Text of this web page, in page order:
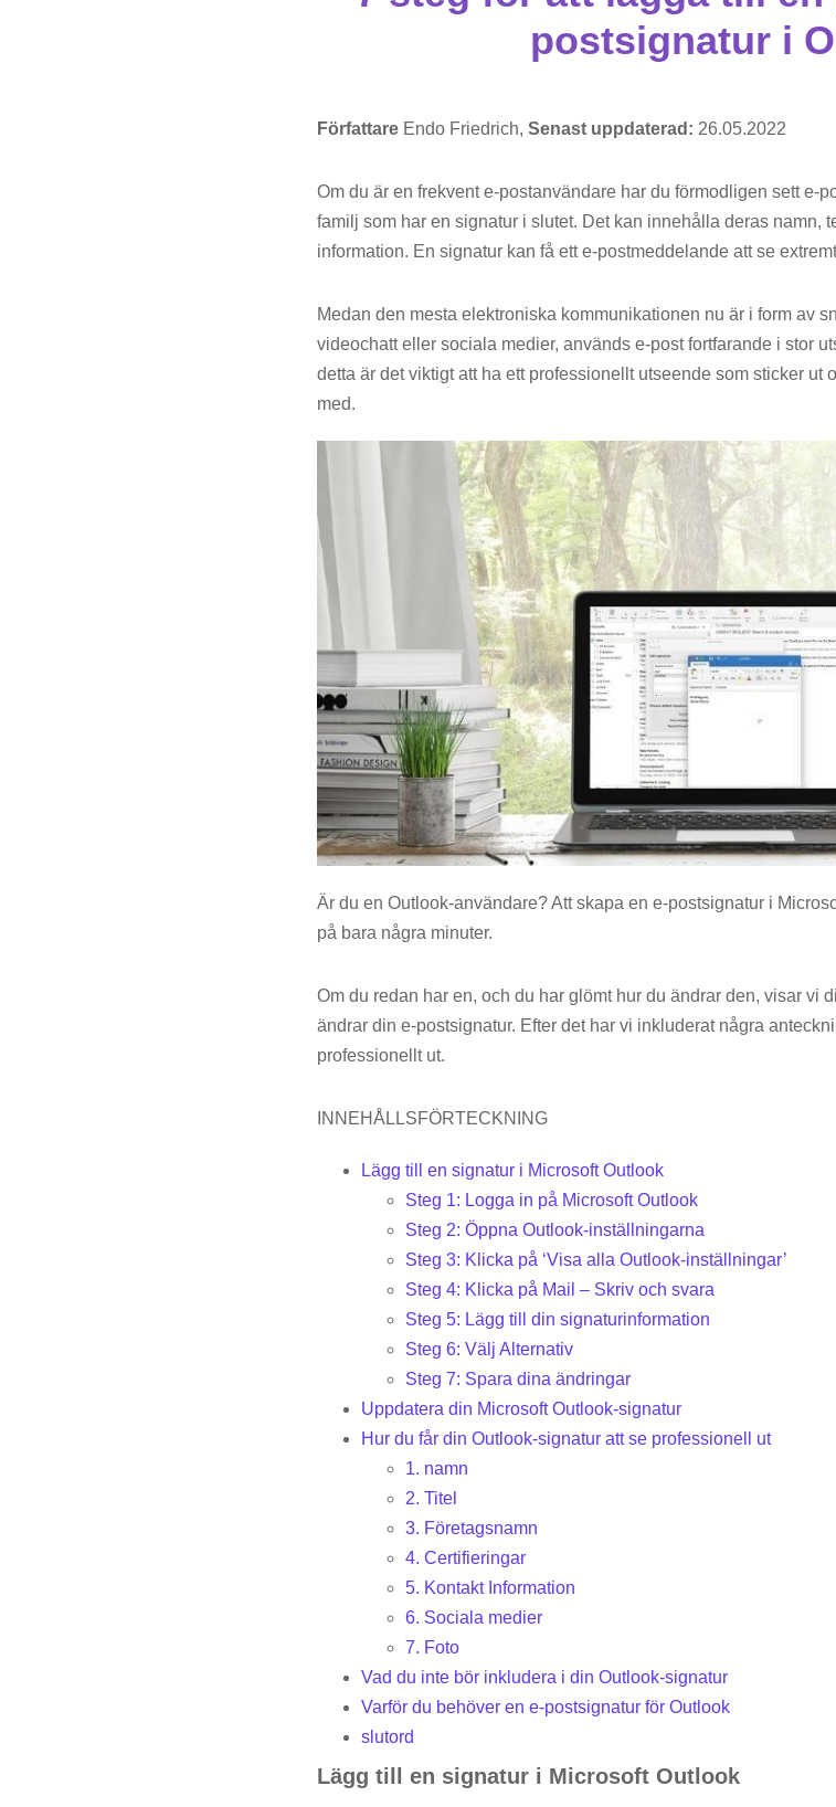
postsignatur i
Författare Endo Friedrich, Senast uppdaterad: 26.05.2022
Om du är en frekvent e-postanvändare har du förmodligen sett e-
familj som har en signatur i slutet. Det kan innehålla deras namn,
information. En signatur kan få ett e-postmeddelande att se
Medan den mesta elektroniska kommunikationen nu är i form av
videochatt eller sociala medier, används e-post fortfarande i stor
detta är det viktigt att ha ett professionellt utseende som sticker ut
med.
Är du en Outlook-användare? Att skapa en e-postsignatur i
på bara några minuter.
Om du redan har en, och du har glömt hur du ändrar den, visar vi
ändrar din e-postsignatur. Efter det har vi inkluderat några
professionellt ut.
INNEHÅLLSFÖRTECKNING
Lägg till en signatur i Microsoft Outlook
Steg 1: Logga in på Microsoft Outlook
Steg 2: Öppna Outlook-inställningarna
Steg 3: Klicka på ‘Visa alla Outlook-inställningar’
Steg 4: Klicka på Mail – Skriv och svara
Steg 5: Lägg till din signaturinformation
Steg 6: Välj Alternativ
Steg 7: Spara dina ändringar
Uppdatera din Microsoft Outlook-signatur
Hur du får din Outlook-signatur att se professionell ut
1. namn
2. Titel
3. Företagsnamn
4. Certifieringar
5. Kontakt Information
6. Sociala medier
7. Foto
Vad du inte bör inkludera i din Outlook-signatur
Varför du behöver en e-postsignatur för Outlook
slutord
Lägg till en signatur i Microsoft Outlook